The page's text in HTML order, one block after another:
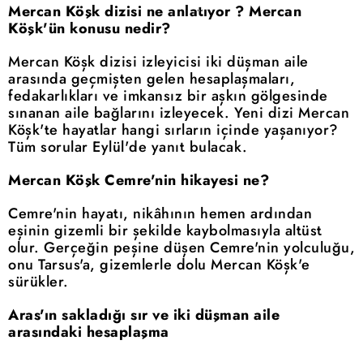
Mercan Köşk dizisi ne anlatıyor ? Mercan
Köşk'ün konusu nedir?
Mercan Köşk dizisi izleyicisi iki düşman aile
arasında geçmişten gelen hesaplaşmaları,
fedakarlıkları ve imkansız bir aşkın gölgesinde
sınanan aile bağlarını izleyecek. Yeni dizi Mercan
Köşk'te hayatlar hangi sırların içinde yaşanıyor?
Tüm sorular Eylül'de yanıt bulacak.
Mercan Köşk Cemre'nin hikayesi ne?
Cemre'nin hayatı, nikâhının hemen ardından
eşinin gizemli bir şekilde kaybolmasıyla altüst
olur. Gerçeğin peşine düşen Cemre'nin yolculuğu,
onu Tarsus'a, gizemlerle dolu Mercan Köşk'e
sürükler.
Aras'ın sakladığı sır ve iki düşman aile
arasındaki hesaplaşma